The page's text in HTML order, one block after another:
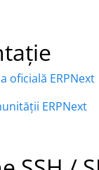
oficială ERPNext
ERPNext